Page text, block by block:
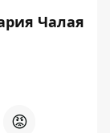
Чалая
😡